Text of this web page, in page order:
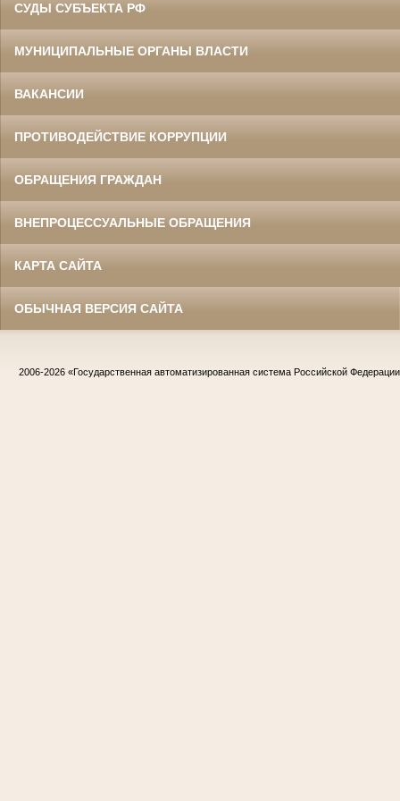
СУДЫ СУБЪЕКТА РФ
МУНИЦИПАЛЬНЫЕ ОРГАНЫ ВЛАСТИ
ВАКАНСИИ
ПРОТИВОДЕЙСТВИЕ КОРРУПЦИИ
ОБРАЩЕНИЯ ГРАЖДАН
ВНЕПРОЦЕССУАЛЬНЫЕ ОБРАЩЕНИЯ
КАРТА САЙТА
ОБЫЧНАЯ ВЕРСИЯ САЙТА
2006-2026 «Государственная автоматизированная система Российской